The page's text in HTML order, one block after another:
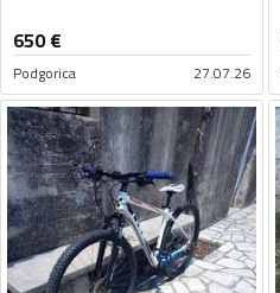
650€
Podgorica 27.07.26